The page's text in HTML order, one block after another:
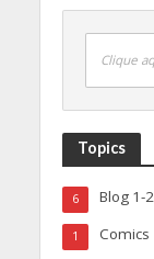
Clique
Topics
Blog 1-
6
Comics
1